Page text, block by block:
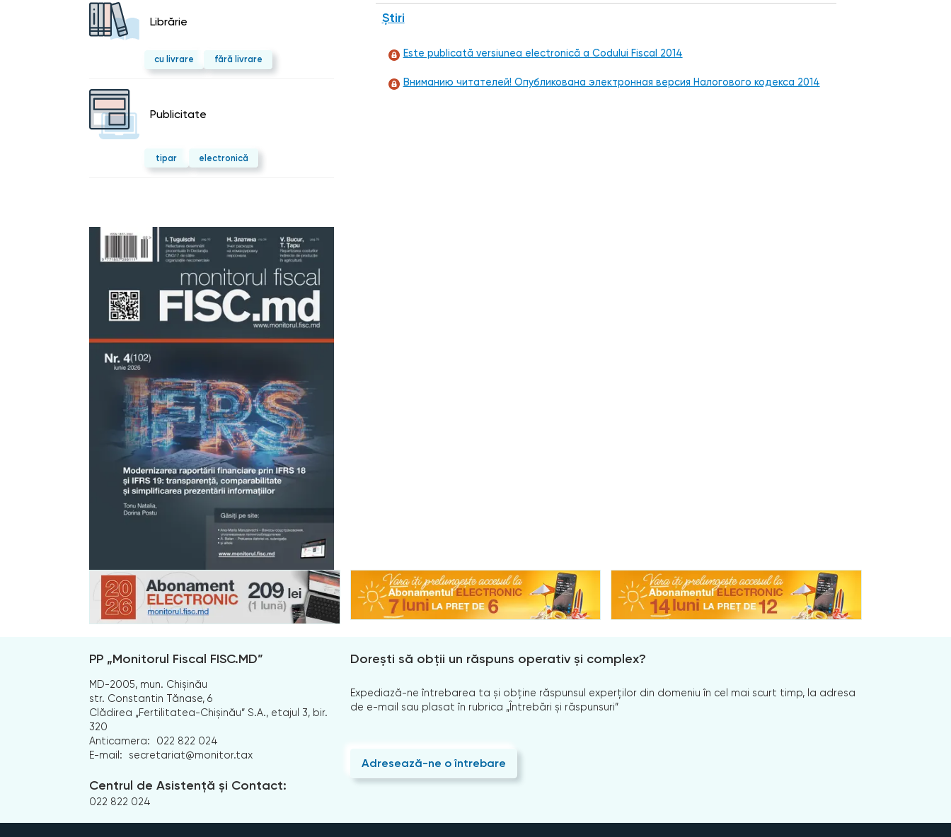
Librărie
cu livrare fără livrare
Publicitate
tipar electronică
Știri
Este publicată versiunea electronică a Codului Fiscal 2014
Вниманию читателей! Опубликована электронная версия Налогового кодекса 2014
PP „Monitorul Fiscal FISC.MD”
MD-2005, mun. Chișinău
str. Constantin Tănase, 6
Clădirea „Fertilitatea-Chișinău” S.A., etajul 3, bir.
320
Anticamera:
022 822 024
E-mail:
secretariat@monitor.tax
Centrul de Asistență și Contact:
022 822 024
Dorești să obții un răspuns operativ și complex?
Expediază-ne întrebarea ta și obține răspunsul experților din domeniu în cel mai scurt timp, la adresa
de e-mail sau plasat în rubrica „Întrebări și răspunsuri”
Adresează-ne o întrebare